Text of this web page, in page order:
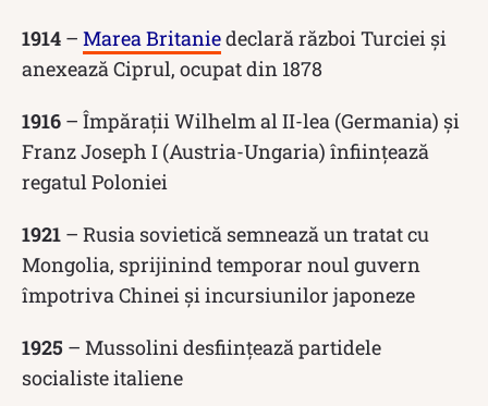
1914 – Marea Britaniedeclară război Turciei și
anexează Ciprul, ocupat din 1878
1916 – Împărații Wilhelm al II-lea (Germania) și
Franz Joseph I (Austria-Ungaria) înființează
regatul Poloniei
1921 – Rusia sovietică semnează un tratat cu
Mongolia, sprijinind temporar noul guvern
împotriva Chinei și incursiunilor japoneze
1925 – Mussolini desființează partidele
socialiste italiene